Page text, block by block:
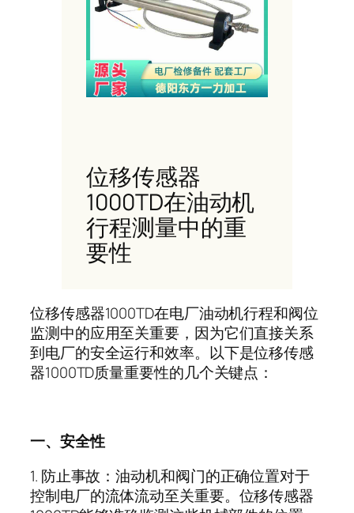
位移传感器
1000TD在油动机
行程测量中的重
要性
位移传感器1000TD在电厂油动机行程和阀位
监测中的应用至关重要，因为它们直接关系
到电厂的安全运行和效率。以下是位移传感
器1000TD质量重要性的几个关键点：
一、安全性
1. 防止事故：油动机和阀门的正确位置对于
控制电厂的流体流动至关重要。位移传感器